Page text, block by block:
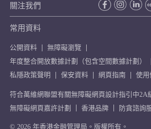
關注我們
常用資料
公開資料
無障礙瀏覽
年度整合開放數據計劃（包含空間數據計劃）
私隱政策聲明
保安資料 網頁指南 使用
符合萬維網聯盟有關無障礙網頁設計指引中2A
無障礙網頁嘉許計劃
香港品牌 防貪諮詢
© 2026 年香港金融管理局。版權所有。